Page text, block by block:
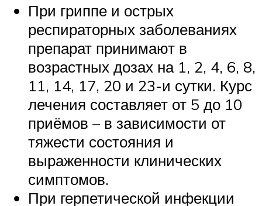
При гриппе и острых
респираторных заболеваниях
препарат принимают в
возрастных дозах на 1, 2, 4, 6, 8,
11, 14, 17, 20 и 23-и сутки. Курс
лечения составляет от 5 до 10
приёмов – в зависимости от
тяжести состояния и
выраженности клинических
симптомов.
При герпетической инфекции